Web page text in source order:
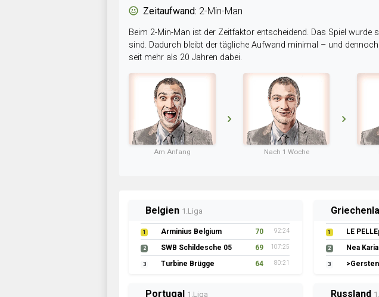
Zeitaufwand: 2-Min-Man
Beim 2-Min-Man ist der Zeitfaktor entscheidend. Das Spiel
sind. Dadurch bleibt der tägliche Aufwand minimal – und
seit mehr als 20 Jahren dabei.
Am Anfang Nach 1 Woche
Belgien 1.Liga
1 Arminius Belgium 70 92:24
2 SWB Schildesche 05 69 107:25
3 Turbine Brügge 64 80:21
1 LE
2 Nea Karia
3
Portugal 1.Liga Russland